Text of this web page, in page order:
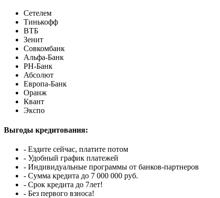
Сетелем
Тинькофф
ВТБ
Зенит
Совкомбанк
Альфа-Банк
РН-Банк
Абсолют
Европа-Банк
Оранж
Квант
Экспо
Выгоды кредитования:
- Ездите сейчас, платите потом
- Удобный график платежей
- Индивидуальные программы от банков-партнеров
- Сумма кредита до 7 000 000 руб.
- Срок кредита до 7лет!
- Без первого взноса!